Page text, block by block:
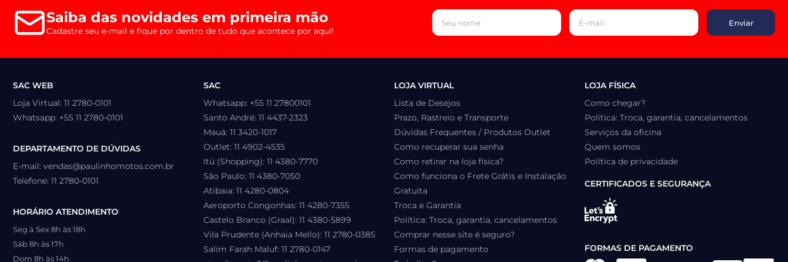
Saiba das novidades em primeira mão
Cadastre seu e-mail e fique por dentro de tudo que acontece por aqui!
SAC WEB
Loja Virtual: 11 2780-0101
Whatsapp: +55 11 2780-0101
DEPARTAMENTO DE DÚVIDAS
E-mail: vendas@paulinhomotos.com.br
Telefone: 11 2780-0101
HORÁRIO ATENDIMENTO
Seg à Sex 8h às 18h
Sáb 8h às 17h
Dom 8h às 14h
SAC
Whatsapp: +55 11 27800101
Santo André: 11 4437-2323
Mauá: 11 3420-1017
Outlet: 11 4902-4535
Itú (Shopping): 11 4380-7770
São Paulo: 11 4380-7050
Atibaia: 11 4280-0804
Aeroporto Congonhas: 11 4280-7355
Castelo Branco (Graal): 11 4380-5899
Vila Prudente (Anhaia Mello): 11 2780-0385
Salim Farah Maluf: 11 2780-0147
LOJA VIRTUAL
Lista de Desejos
Prazo, Rastreio e Transporte
Dúvidas Frequentes / Produtos Outlet
Como recuperar sua senha
Como retirar na loja física?
Como funciona o Frete Grátis e Instalação
Gratuita
Troca e Garantia
Política: Troca, garantia, cancelamentos
Comprar nesse site é seguro?
Formas de pagamento
LOJA FÍSICA
Como chegar?
Política: Troca, garantia, cancelamentos
Serviços da oficina
Quem somos
Política de privacidade
CERTIFICADOS E SEGURANÇA
FORMAS DE PAGAMENTO